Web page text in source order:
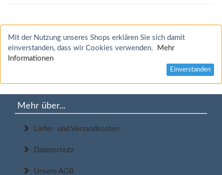
Mit der Nutzung unseres Shops erklären Sie sich damit
einverstanden, dass wir Cookies verwenden.
Mehr
Informationen
Einverstanden
Mehr über...
Liefer- und Versandkosten
Datenschutz
Unsere AGB